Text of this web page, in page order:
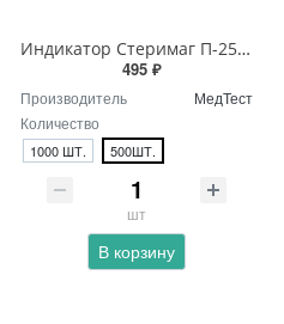
Индикатор Стеримаг П-25 134/5мин
495 ₽
Производитель
МедТест
Количество
1000 ШТ. 500ШТ.
шт
В корзину